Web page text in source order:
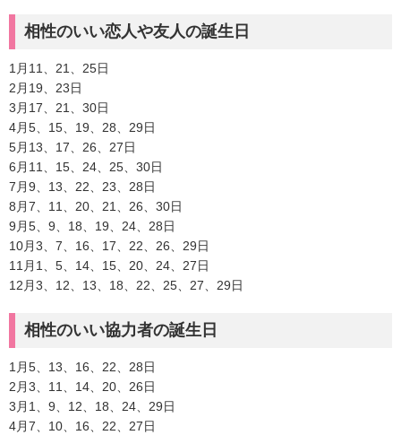
相性のいい恋人や友人の誕生日
1月11、21、25日
2月19、23日
3月17、21、30日
4月5、15、19、28、29日
5月13、17、26、27日
6月11、15、24、25、30日
7月9、13、22、23、28日
8月7、11、20、21、26、30日
9月5、9、18、19、24、28日
10月3、7、16、17、22、26、29日
11月1、5、14、15、20、24、27日
12月3、12、13、18、22、25、27、29日
相性のいい協力者の誕生日
1月5、13、16、22、28日
2月3、11、14、20、26日
3月1、9、12、18、24、29日
4月7、10、16、22、27日